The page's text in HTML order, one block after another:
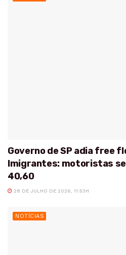
Governo de SP adia free
Imigrantes: motoristas
40,60
28 DE JULHO DE 2026, 11:53H
NOTÍCIAS